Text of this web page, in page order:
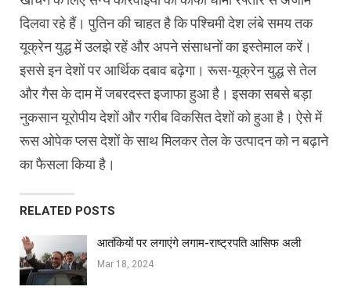
दिलवा रहे हैं। पुतिन की चाहत है कि पश्चिमी देश लंबे समय तक
यूक्रेन युद्ध में उलझे रहें और अपने संसाधनों का इस्तेमाल करें।
इससे इन देशों पर आर्थिक दबाव बढ़ेगा। रूस-यूक्रेन युद्ध से तेल
और गैस के दाम में जबरदस्त इजाफा हुआ है। इसका सबसे बड़ा
नुकसान यूरोपीय देशों और गरीब विकसित देशों को हुआ है। ऐसे में
रूस ओपेक प्लस देशों के साथ मिलकर तेल के उत्पादन को न बढ़ाने
का फैसला किया है।
RELATED POSTS
आतंकियों पर लगाएंगे लगाम-राष्ट्रपति आसिफ अली
Mar 18, 2024